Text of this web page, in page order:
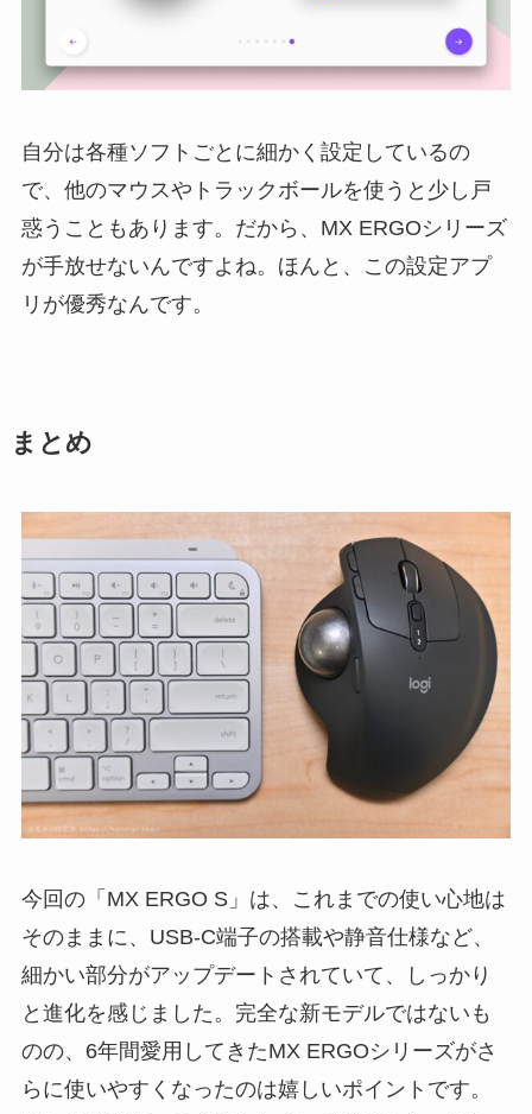
自分は各種ソフトごとに細かく設定しているの
で、他のマウスやトラックボールを使うと少し戸
惑うこともあります。だから、MX ERGOシリーズ
が手放せないんですよね。ほんと、この設定アプ
リが優秀なんです。
まとめ
今回の「MX ERGO S」は、これまでの使い心地は
そのままに、USB-C端子の搭載や静音仕様など、
細かい部分がアップデートされていて、しっかり
と進化を感じました。完全な新モデルではないも
のの、6年間愛用してきたMX ERGOシリーズがさ
らに使いやすくなったのは嬉しいポイントです。